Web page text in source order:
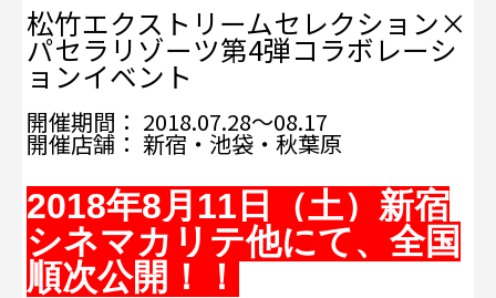
松竹エクストリームセレクション×
パセラリゾーツ第4弾コラボレーシ
ョンイベント
開催期間： 2018.07.28～08.17
開催店舗： 新宿・池袋・秋葉原
2018年8月11日（土）新宿
シネマカリテ他にて、全国
順次公開！！